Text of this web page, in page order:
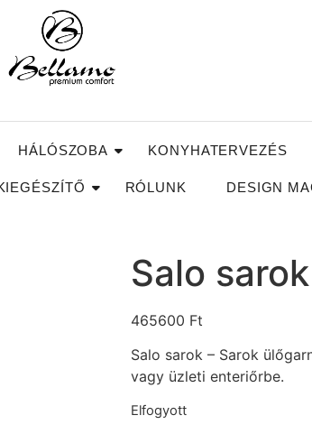
HÁLÓSZOBA KONYHATERVEZÉS
RÓLUNK DESIGN
Salo sarok
465600 Ft
Salo sarok – Sarok
vagy üzleti enteriőrbe.
Elfogyott